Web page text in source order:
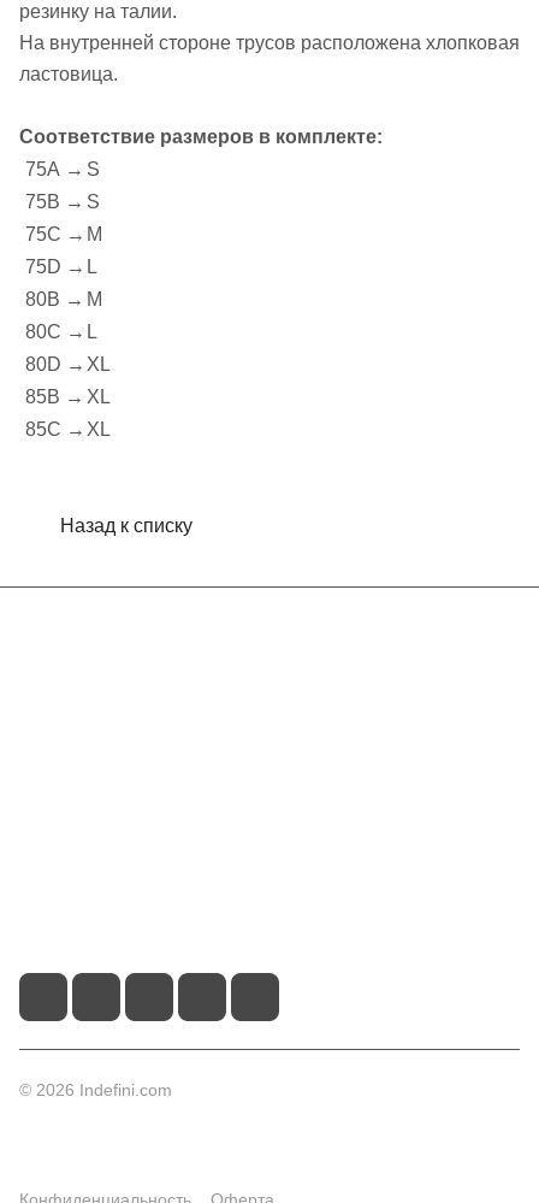
резинку на талии.
На внутренней стороне трусов расположена хлопковая
ластовица.
Соответствие размеров в комплекте:
75A → S
75B → S
75C → M
75D → L
80B → M
80C → L
80D → XL
85B → XL
85C → XL
Назад к списку
© 2026 Indefini.com